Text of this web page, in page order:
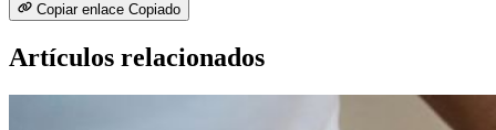
Copiar enlace Copiado
Artículos relacionados